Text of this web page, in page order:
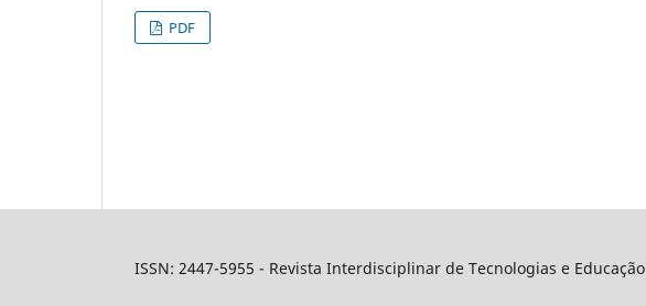
PDF
ISSN: 2447-5955 - Revista Interdisciplinar de Tecnologias e Educação